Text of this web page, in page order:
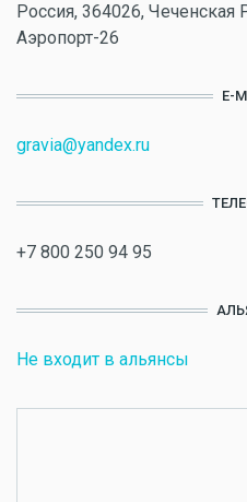
Россия, 364026, Чеченская
Аэропорт-26
E-
gravia@yandex.ru
+7 800 250 94 95
Не входит в альянсы